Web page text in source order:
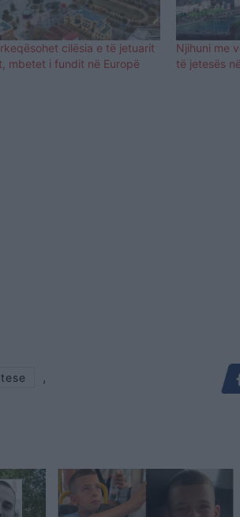
cilësia e të jetuarit
mbetet i fundit në Europë
Njihuni me
të jetesës
,